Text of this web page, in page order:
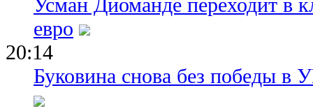
Усман Диоманде переходит в
евро
20:14
Буковина снова без победы